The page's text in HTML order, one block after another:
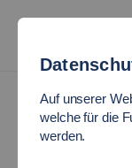
Auf unserer
welche für die
werden.